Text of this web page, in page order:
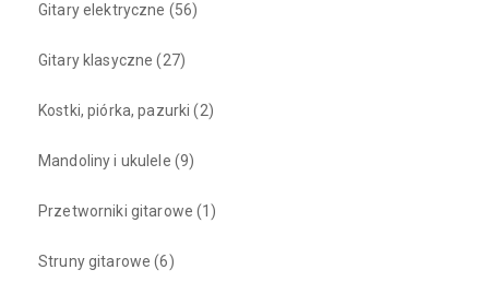
Gitary elektryczne (56)
Gitary klasyczne (27)
Kostki, piórka, pazurki (2)
Mandoliny i ukulele (9)
Przetworniki gitarowe (1)
Struny gitarowe (6)